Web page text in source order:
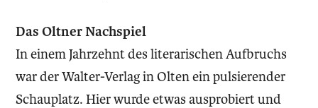
Das Oltner Nachspiel
In einem Jahrzehnt des literarischen Aufbruchs
war der Walter-Verlag in Olten ein pulsierender
Schauplatz. Hier wurde etwas ausprobiert und